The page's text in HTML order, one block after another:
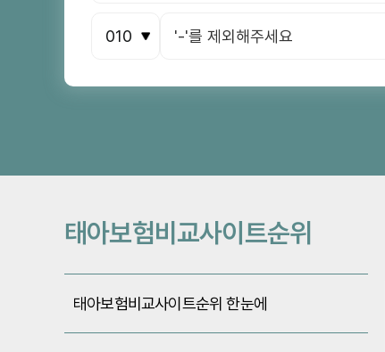
태아보험비교사이트순위
태아보험비교사이트순위 한눈에